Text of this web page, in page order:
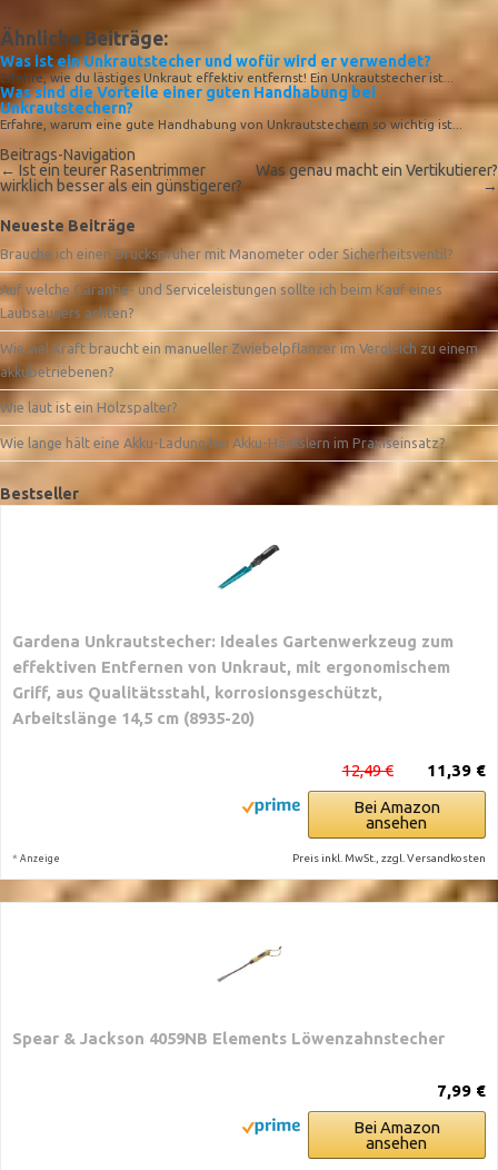
Ähnliche Beiträge:
Was ist ein Unkrautstecher und wofür wird er verwendet?
Erfahre, wie du lästiges Unkraut effektiv entfernst! Ein Unkrautstecher ist...
Was sind die Vorteile einer guten Handhabung bei
Unkrautstechern?
Erfahre, warum eine gute Handhabung von Unkrautstechern so wichtig ist...
Beitrags-Navigation
← Ist ein teurer Rasentrimmer
wirklich besser als ein günstigerer?
Was genau macht ein Vertikutierer?
→
Neueste Beiträge
Brauche ich einen Drucksprüher mit Manometer oder Sicherheitsventil?
Auf welche Garantie- und Serviceleistungen sollte ich beim Kauf eines
Laubsaugers achten?
Wie viel Kraft braucht ein manueller Zwiebelpflanzer im Vergleich zu einem
akkubetriebenen?
Wie laut ist ein Holzspalter?
Wie lange hält eine Akku-Ladung bei Akku-Häckslern im Praxiseinsatz?
Bestseller
Gardena Unkrautstecher: Ideales Gartenwerkzeug zum
effektiven Entfernen von Unkraut, mit ergonomischem
Griff, aus Qualitätsstahl, korrosionsgeschützt,
Arbeitslänge 14,5 cm (8935-20)
11,39 €
12,49 €
Bei Amazon
ansehen
* Anzeige Preis inkl. MwSt., zzgl. Versandkosten
Spear & Jackson 4059NB Elements Löwenzahnstecher
7,99 €
Bei Amazon
ansehen